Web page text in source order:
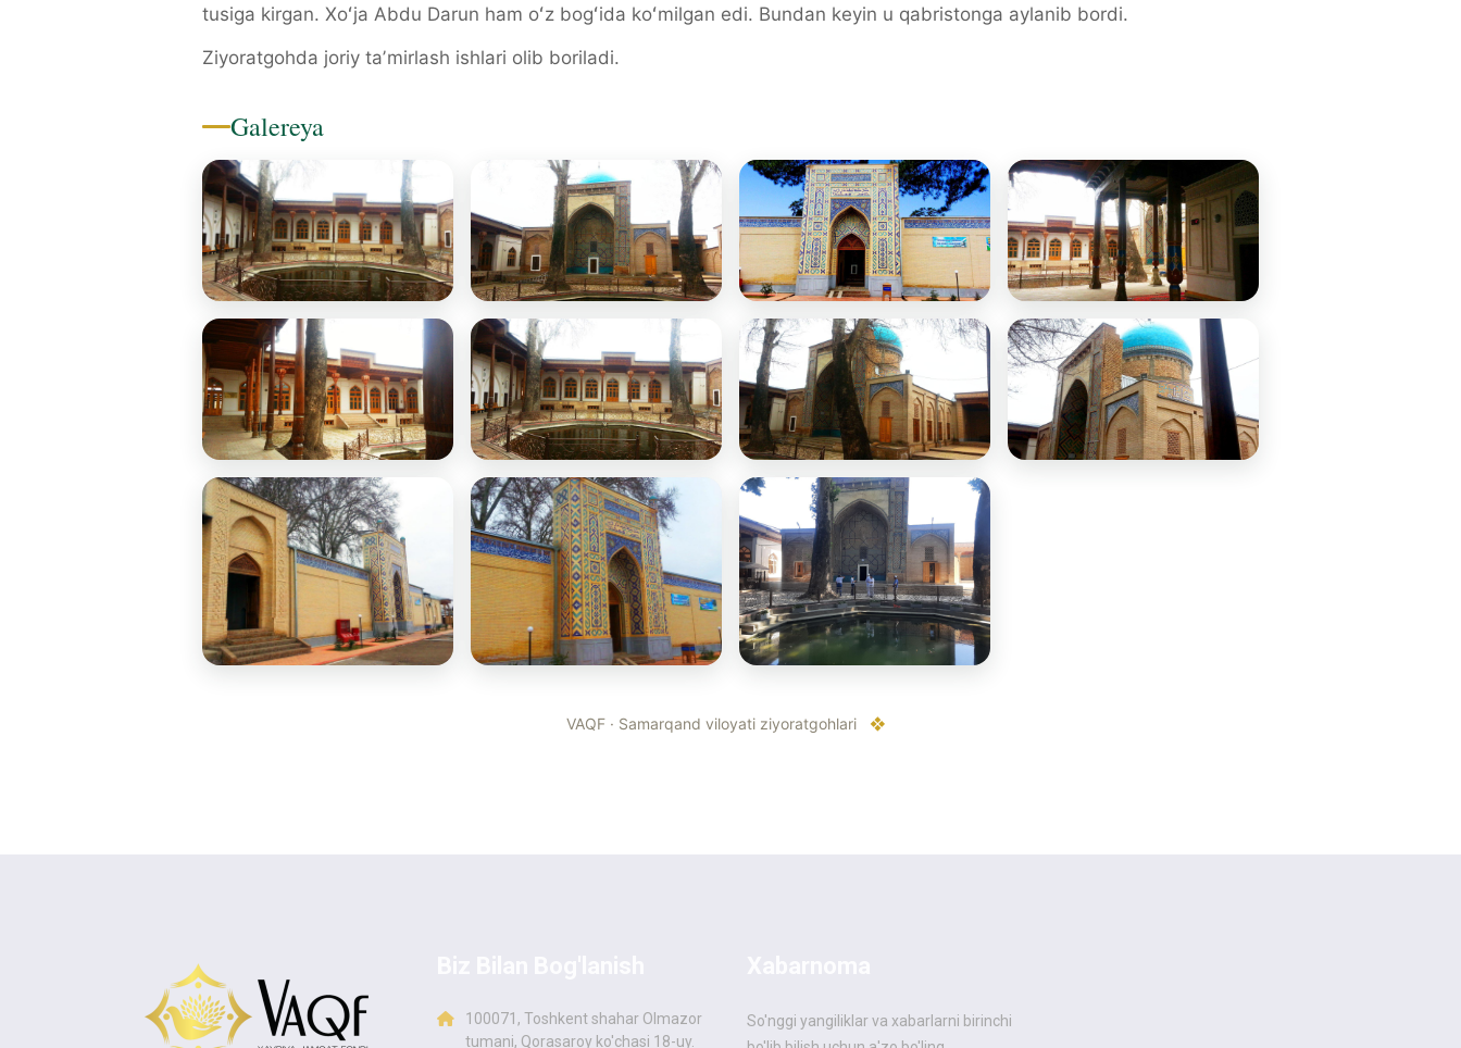
tusiga kirgan. Xoʻja Abdu Darun ham oʻz bogʻida koʻmilgan edi. Bundan keyin u qabristonga aylanib bordi.
Ziyoratgohda joriy taʼmirlash ishlari olib boriladi.
Galereya
VAQF · Samarqand viloyati ziyoratgohlari ❖
100071, Toshkent shahar Olmazor
tumani, Qorasaroy ko'chasi 18-uy.
So'nggi yangiliklar va xabarlarni birinchi